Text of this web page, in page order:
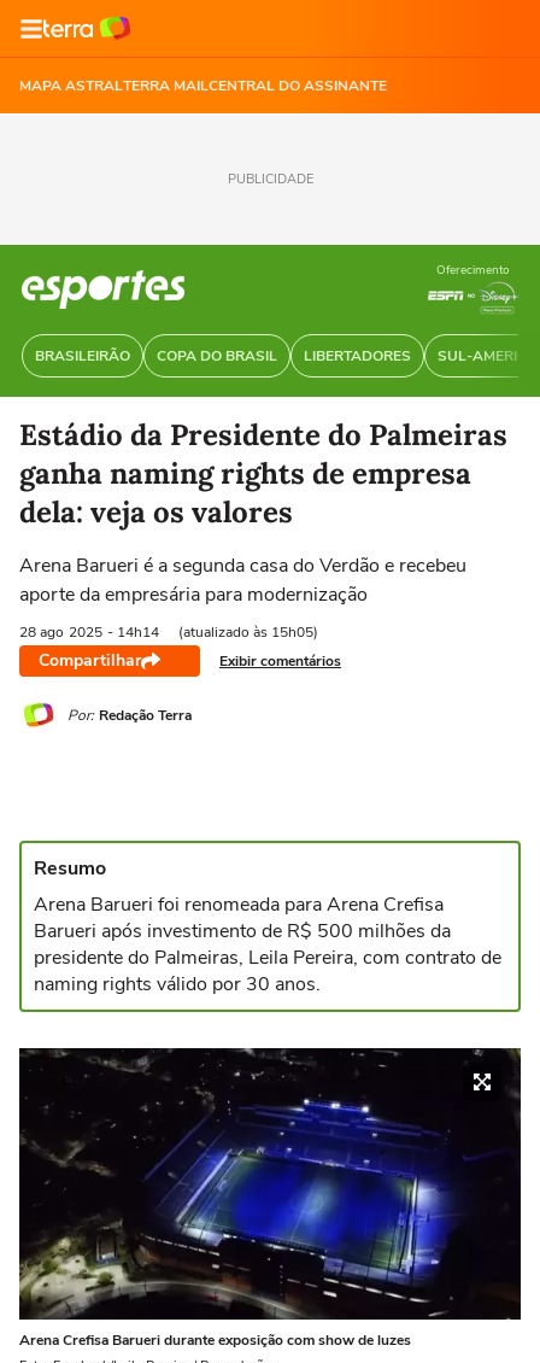
MAPA ASTRALTERRA MAILCENTRAL DO ASSINANTE
PUBLICIDADE
BRASILEIRÃO COPA DO BRASIL LIBERTADORES SUL-
Oferecimento
Estádio da Presidente do Palmeiras
ganha naming rights de empresa
dela: veja os valores
Arena Barueri é a segunda casa do Verdão e recebeu
aporte da empresária para modernização
28 ago 2025 - 14h14 (atualizado às 15h05)
Compartilhar Exibir comentários
Por: Redação Terra
Resumo
Arena Barueri foi renomeada para Arena Crefisa
Barueri após investimento de R$ 500 milhões da
presidente do Palmeiras, Leila Pereira, com contrato de
naming rights válido por 30 anos.
Arena Crefisa Barueri durante exposição com show de luzes